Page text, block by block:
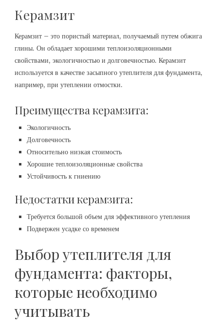
Керамзит
Керамзит – это пористый материал, получаемый путем обжига
глины. Он обладает хорошими теплоизоляционными
свойствами, экологичностью и долговечностью. Керамзит
используется в качестве засыпного утеплителя для фундамента,
например, при утеплении отмостки.
Преимущества керамзита:
Экологичность
Долговечность
Относительно низкая стоимость
Хорошие теплоизоляционные свойства
Устойчивость к гниению
Недостатки керамзита:
Требуется большой объем для эффективного утепления
Подвержен усадке со временем
Выбор утеплителя для
фундамента: факторы,
которые необходимо
учитывать